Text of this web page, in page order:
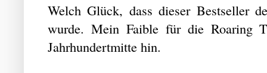
Welch Glück, dass dieser Bestseller
wurde. Mein Faible für die Roaring
Jahrhundertmitte hin.